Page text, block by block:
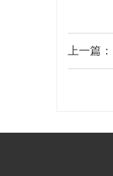
上一篇：